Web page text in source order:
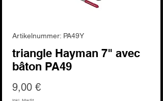
Artikelnummer: PA49Y
triangle Hayman 7" avec
bâton PA49
9,00 €Preis